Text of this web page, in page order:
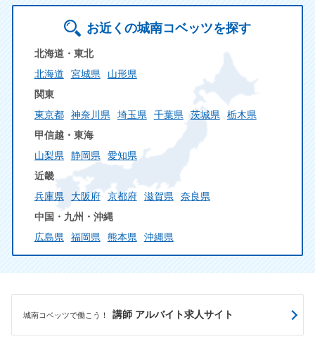
お近くの城南コベッツを探す
北海道・東北
北海道
宮城県
山形県
関東
東京都
神奈川県 埼玉県 千葉県 茨城県
栃木県
甲信越・東海
山梨県
静岡県
愛知県
近畿
兵庫県
大阪府 京都府 滋賀県
奈良県
中国・九州・沖縄
広島県
福岡県 熊本県 沖縄県
城南コベッツで働こう！ 講師 アルバイト求人サイト